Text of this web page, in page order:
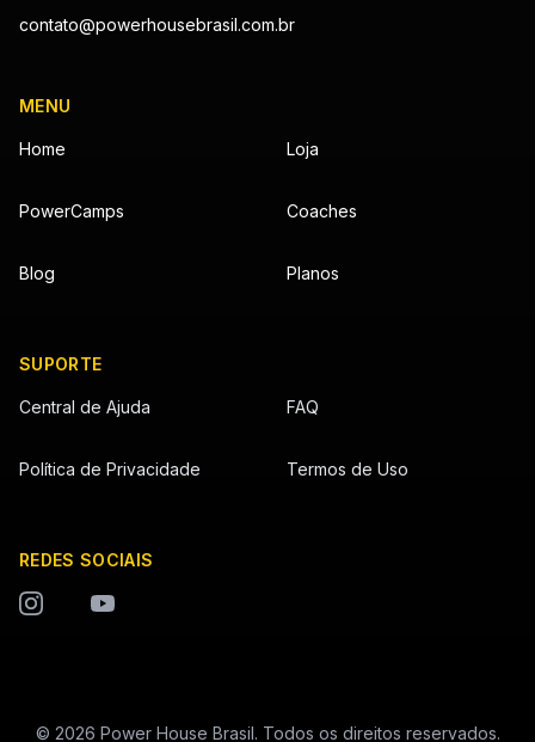
contato@powerhousebrasil.com.br
MENU
Home Loja
PowerCamps Coaches
Blog Planos
SUPORTE
Central de Ajuda FAQ
Política de Privacidade Termos de Uso
REDES SOCIAIS
© 2026 Power House Brasil. Todos os direitos reservados.